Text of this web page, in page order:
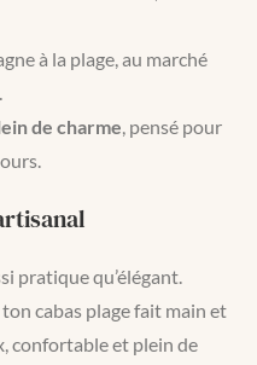
à la plage, au marché
de charme, pensé pour
pratique qu’élégant.
cabas plage fait main et
confortable et plein de